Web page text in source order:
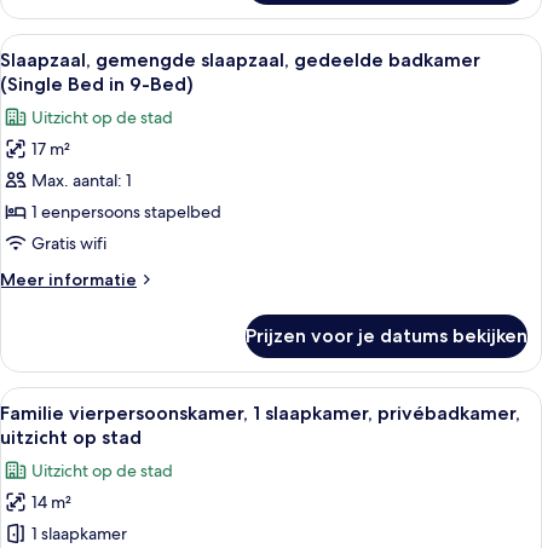
slaapzaal,
alleen
voor
vrouwen,
gedeelde
badkamer
Alle
foto's
voor
Slaapzaal,
gemengde
slaapzaal,
gedeelde
badkamer
(Single
Bed
9-
Bed)
laden
Een smalle gang met stapelbedden
4
Slaapzaal, gemengde slaapzaal, gedeelde badkamer
(Single Bed in 9-Bed)
Uitzicht op de stad
17 m²
Max. aantal: 1
1 eenpersoons stapelbed
Gratis wifi
Meer informatie
Meer
gemengde
slaapzaal,
gedeelde
badkamer
Bed
in
9-
Bed)
Prijzen voor je datums bekijken
Alle
foto's
voor
Familie
vierpersoonskamer,
Een kamer met twee bedden,
2
Familie vierpersoonskamer, 1 slaapkamer, privébadkamer,
uitzicht op stad
Uitzicht op de stad
14 m²
1 slaapkamer